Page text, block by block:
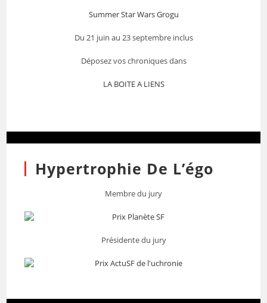
Summer Star Wars Grogu
Du 21 juin au 23 septembre inclus
Déposez vos chroniques dans
LA BOITE A LIENS
Hypertrophie De L’égo
Membre du jury
Présidente du jury